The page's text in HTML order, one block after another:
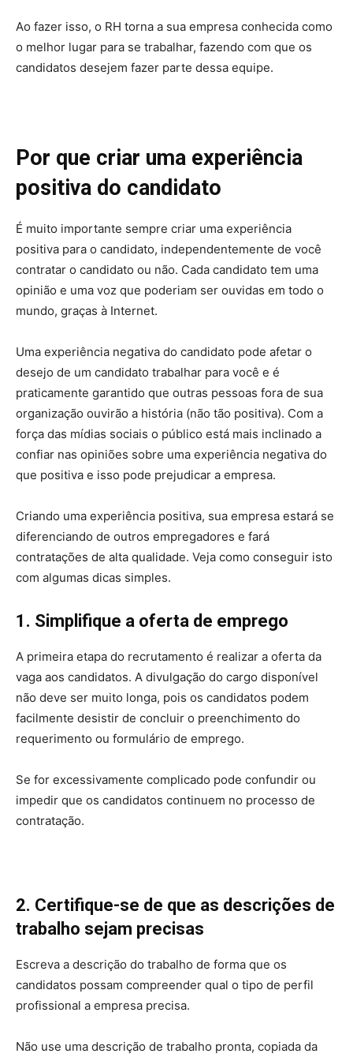
Ao fazer isso, o RH torna a sua empresa conhecida como
o melhor lugar para se trabalhar, fazendo com que os
candidatos desejem fazer parte dessa equipe.
Por que criar uma experiência
positiva do candidato
É muito importante sempre criar uma experiência
positiva para o candidato, independentemente de você
contratar o candidato ou não. Cada candidato tem uma
opinião e uma voz que poderiam ser ouvidas em todo o
mundo, graças à Internet.
Uma experiência negativa do candidato pode afetar o
desejo de um candidato trabalhar para você e é
praticamente garantido que outras pessoas fora de sua
organização ouvirão a história (não tão positiva). Com a
força das mídias sociais o público está mais inclinado a
confiar nas opiniões sobre uma experiência negativa do
que positiva e isso pode prejudicar a empresa.
Criando uma experiência positiva, sua empresa estará se
diferenciando de outros empregadores e fará
contratações de alta qualidade. Veja como conseguir isto
com algumas dicas simples.
1. Simplifique a oferta de emprego
A primeira etapa do recrutamento é realizar a oferta da
vaga aos candidatos. A divulgação do cargo disponível
não deve ser muito longa, pois os candidatos podem
facilmente desistir de concluir o preenchimento do
requerimento ou formulário de emprego.
Se for excessivamente complicado pode confundir ou
impedir que os candidatos continuem no processo de
contratação.
2. Certifique-se de que as descrições de
trabalho sejam precisas
Escreva a descrição do trabalho de forma que os
candidatos possam compreender qual o tipo de perfil
profissional a empresa precisa.
Não use uma descrição de trabalho pronta, copiada da